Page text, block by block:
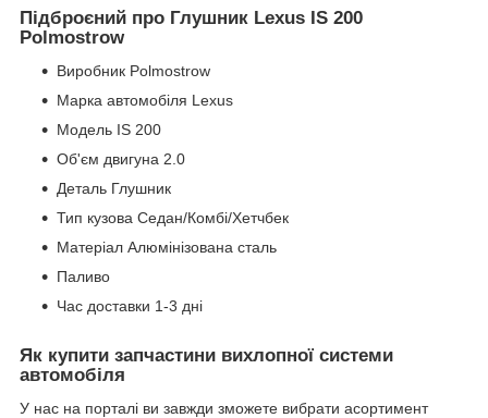
Підброєний про Глушник Lexus IS 200
Polmostrow
Виробник Polmostrow
Марка автомобіля Lexus
Модель IS 200
Об'єм двигуна 2.0
Деталь Глушник
Тип кузова Седан/Комбі/Хетчбек
Матеріал Алюмінізована сталь
Паливо
Час доставки 1-3 дні
Як купити запчастини вихлопної системи
автомобіля
У нас на порталі ви завжди зможете вибрати асортимент